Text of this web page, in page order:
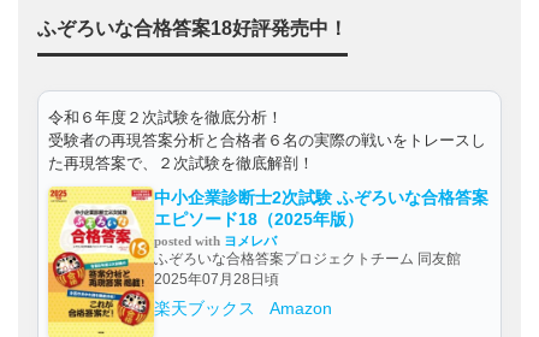
ふぞろいな合格答案18好評発売中！
令和６年度２次試験を徹底分析！
受験者の再現答案分析と合格者６名の実際の戦いをトレースし
た再現答案で、２次試験を徹底解剖！
中小企業診断士2次試験 ふぞろいな合格答案
エピソード18（2025年版）
posted with ヨメレバ
ふぞろいな合格答案プロジェクトチーム 同友館
2025年07月28日頃
楽天ブックス Amazon